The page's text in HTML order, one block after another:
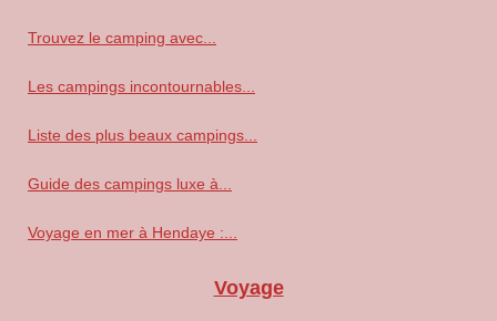
Trouvez le camping avec...
Les campings incontournables...
Liste des plus beaux campings...
Guide des campings luxe à...
Voyage en mer à Hendaye :...
Voyage